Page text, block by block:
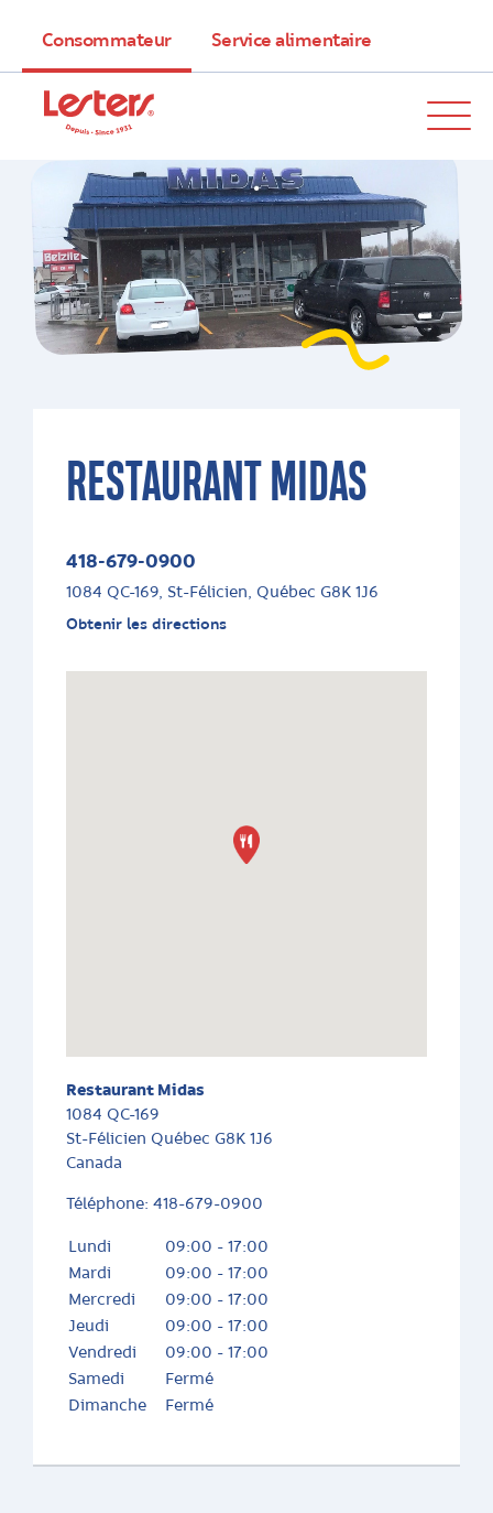
Consommateur Service alimentaire
RESTAURANT MIDAS
418-679-0900
1084 QC-169, St-Félicien, Québec G8K 1J6
Obtenir les directions
Restaurant Midas
1084 QC-169
St-Félicien Québec G8K 1J6
Canada
Téléphone: 418-679-0900
Lundi
09:00 - 17:00
Mardi
09:00 - 17:00
Mercredi
09:00 - 17:00
Jeudi
09:00 - 17:00
Vendredi
09:00 - 17:00
Samedi
Fermé
Dimanche
Fermé